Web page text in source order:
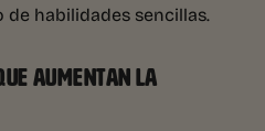
de habilidades sencillas.
AUMENTAN LA